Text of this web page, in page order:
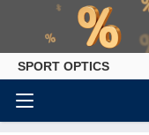
SPORT OPTICS